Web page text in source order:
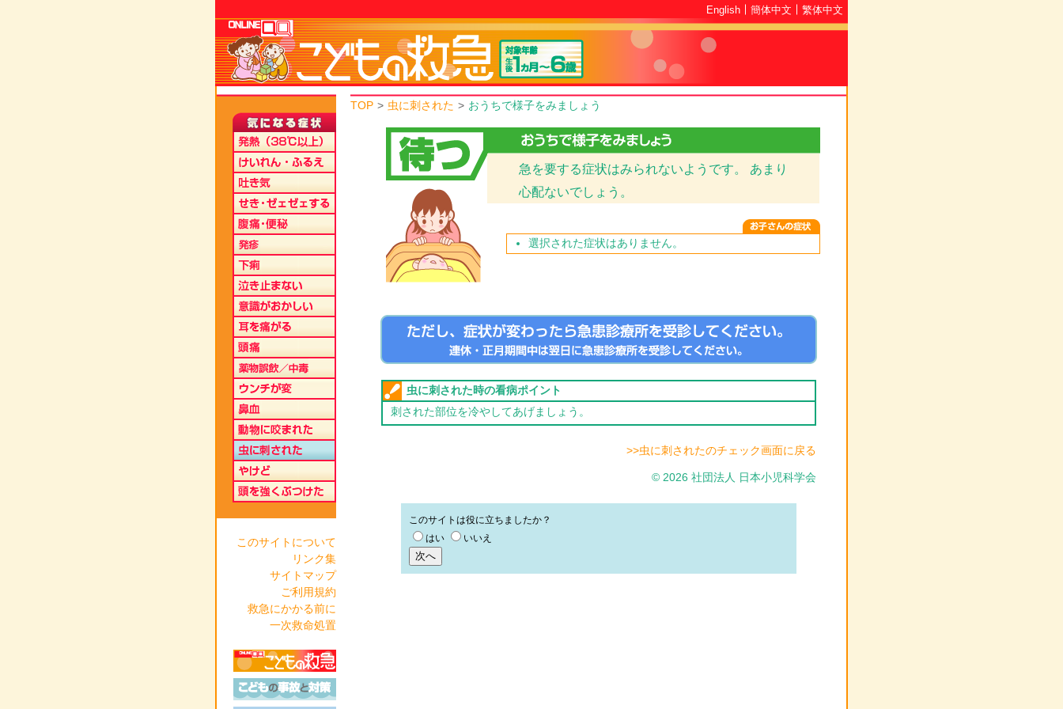
English 簡体中文 繁体中文
このサイトについて
リンク集
サイトマップ
ご利用規約
救急にかかる前に
一次救命処置
TOP > 虫に刺された > おうちで様子をみましょう
急を要する症状はみられないようです。 あまり
心配ないでしょう。
選択された症状はありません。
虫に刺された時の看病ポイント
刺された部位を冷やしてあげましょう。
>>虫に刺されたのチェック画面に戻る
© 2026 社団法人 日本小児科学会
このサイトは役に立ちましたか？
はい
いいえ